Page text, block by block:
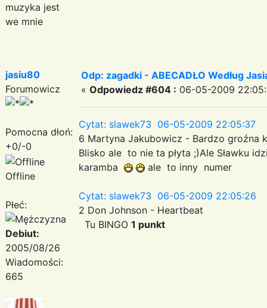
muzyka jest
we mnie
jasiu80
Forumowicz
Pomocna dłoń:
+0/-0
Offline
Płeć:
Debiut:
2005/08/26
Wiadomości:
665
Odp: zagadki - ABECADŁO Według
« Odpowiedz #604 : 06-05-2009
Cytat: slawek73 06-05-2009 22:05:37
6 Martyna Jakubowicz - Bardzo groźna
Blisko ale to nie ta płyta ;)Ale Sławku
karamba
ale to inny numer
Cytat: slawek73 06-05-2009 22:05:26
2 Don Johnson - Heartbeat
Tu BINGO 1 punkt